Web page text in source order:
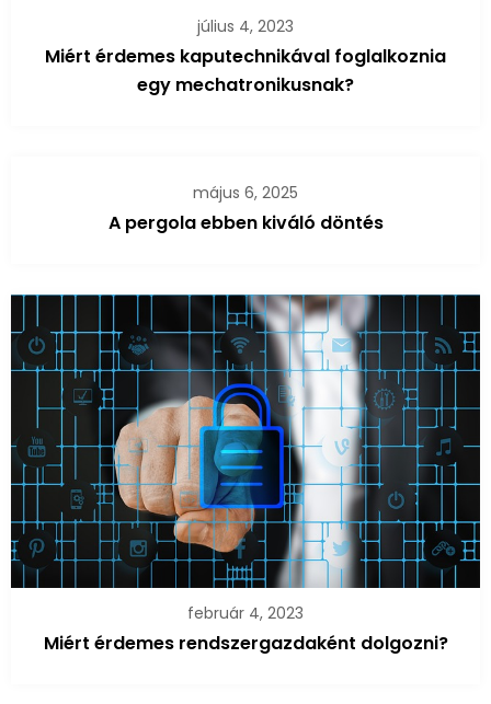
július 4, 2023
Miért érdemes kaputechnikával foglalkoznia
egy mechatronikusnak?
május 6, 2025
A pergola ebben kiváló döntés
február 4, 2023
Miért érdemes rendszergazdaként dolgozni?